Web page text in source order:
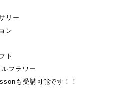
リー
ン
ト
フラワー
も受講可能です！！